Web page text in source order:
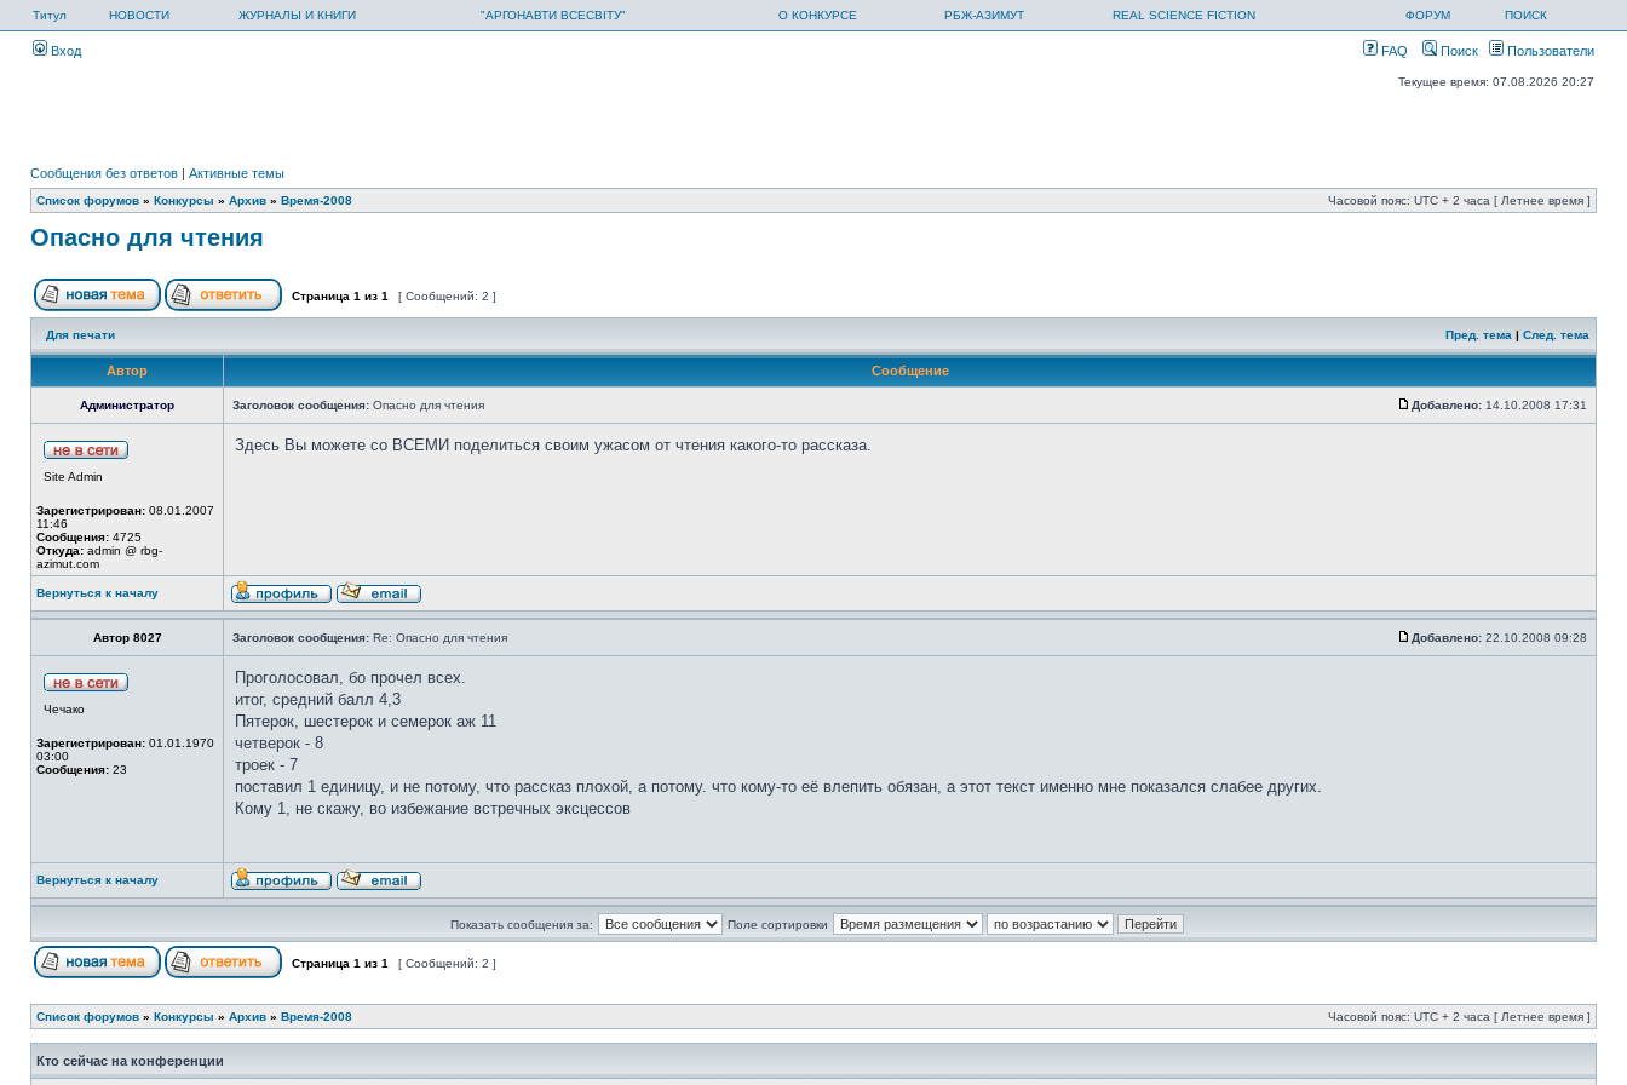
Титул НОВОСТИ ЖУРНАЛЫ И КНИГИ "АРГОНАВТИ ВСЕСВІТУ" О КОНКУРСЕ РБЖ-АЗИМУТ REAL SCIENCE FICTION ФОРУМ ПОИСК
Вход FAQ Поиск Пользователи
Текущее время: 07.08.2026 20:27
Сообщения без ответов | Активные темы
Список форумов » Конкурсы » Архив » Время-2008 Часовой пояс: UTC + 2 часа [ Летнее время ]
Опасно для чтения
Страница 1 из 1 [ Сообщений: 2 ]
Для печати Пред. тема | След. тема
Автор Сообщение
Администратор Заголовок сообщения: Опасно для чтения Добавлено: 14.10.2008 17:31
Site Admin
Зарегистрирован: 08.01.2007
11:46
Сообщения: 4725
Откуда: admin @ rbg-
azimut.com
Здесь Вы можете со ВСЕМИ поделиться своим ужасом от чтения какого-то рассказа.
Вернуться к началу
Автор 8027 Заголовок сообщения: Re: Опасно для чтения Добавлено: 22.10.2008 09:28
Чечако
Зарегистрирован: 01.01.1970
03:00
Сообщения: 23
Проголосовал, бо прочел всех.
итог, средний балл 4,3
Пятерок, шестерок и семерок аж 11
четверок - 8
троек - 7
поставил 1 единицу, и не потому, что рассказ плохой, а потому. что кому-то её влепить обязан, а этот текст именно мне показался слабее других.
Кому 1, не скажу, во избежание встречных эксцессов
Вернуться к началу
Показать сообщения за: Поле сортировки
Страница 1 из 1 [ Сообщений: 2 ]
Список форумов » Конкурсы » Архив » Время-2008 Часовой пояс: UTC + 2 часа [ Летнее время ]
Кто сейчас на конференции